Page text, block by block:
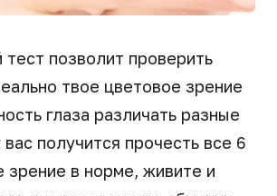
тест позволит проверить
твое цветовое зрение
глаза различать разные
получится прочесть все 6
зрение в норме, живите и